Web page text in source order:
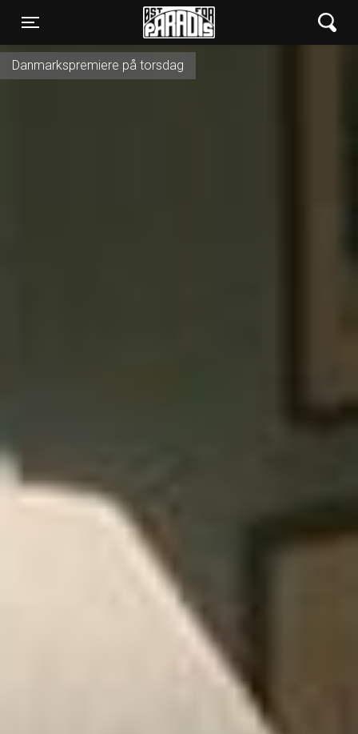
Toggle navigation
Øst for Paradis
Danmarkspremiere på torsdag